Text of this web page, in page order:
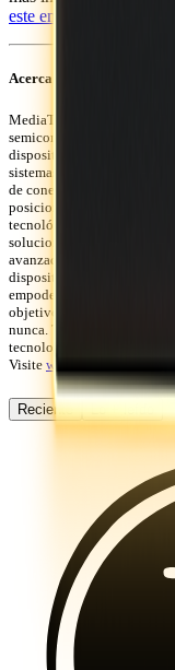
este enlace.
Acerca de MediaTek Inc.
MediaTek Incorporated
semiconductores sin
dispositivos al año. Somos
sistemas en chip (SoC)
de conectividad y de IoT.
posicionado como una
tecnológicas clave,
soluciones automotrices y
avanzados como teléfonos
dispositivos de asistente
empodera e inspira a las
objetivos a través de
nunca. Trabajamos con las
tecnología sea accesible
Visite www.mediatek.com
Reciente Lo+leído